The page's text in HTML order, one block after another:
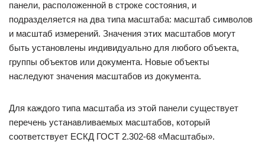
панели, расположенной в строке состояния, и
подразделяется на два типа масштаба: масштаб символов
и масштаб измерений. Значения этих масштабов могут
быть установлены индивидуально для любого объекта,
группы объектов или документа. Новые объекты
наследуют значения масштабов из документа.
Для каждого типа масштаба из этой панели существует
перечень устанавливаемых масштабов, который
соответствует ЕСКД ГОСТ 2.302-68 «Масштабы».